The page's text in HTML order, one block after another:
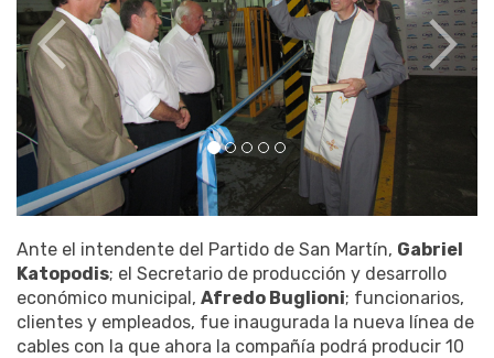
Ante el intendente del Partido de San Martín, Gabriel
Katopodis; el Secretario de producción y desarrollo
económico municipal, Afredo Buglioni; funcionarios,
clientes y empleados, fue inaugurada la nueva línea de
cables con la que ahora la compañía podrá producir 10